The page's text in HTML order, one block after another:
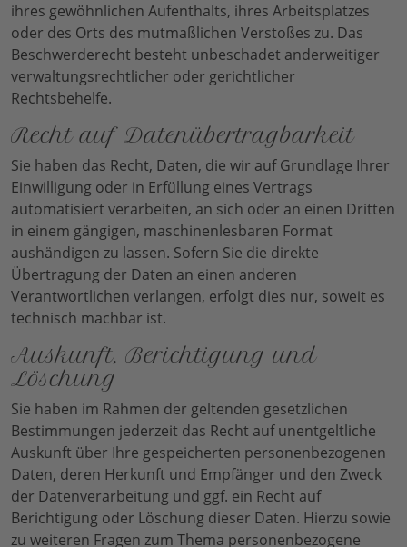
ihres gewöhnlichen Aufenthalts, ihres Arbeitsplatzes
oder des Orts des mutmaßlichen Verstoßes zu. Das
Beschwerderecht besteht unbeschadet anderweitiger
verwaltungsrechtlicher oder gerichtlicher
Rechtsbehelfe.
Recht auf Daten­übertrag­barkeit
Sie haben das Recht, Daten, die wir auf Grundlage Ihrer
Einwilligung oder in Erfüllung eines Vertrags
automatisiert verarbeiten, an sich oder an einen Dritten
in einem gängigen, maschinenlesbaren Format
aushändigen zu lassen. Sofern Sie die direkte
Übertragung der Daten an einen anderen
Verantwortlichen verlangen, erfolgt dies nur, soweit es
technisch machbar ist.
Auskunft, Berichtigung und
Löschung
Sie haben im Rahmen der geltenden gesetzlichen
Bestimmungen jederzeit das Recht auf unentgeltliche
Auskunft über Ihre gespeicherten personenbezogenen
Daten, deren Herkunft und Empfänger und den Zweck
der Datenverarbeitung und ggf. ein Recht auf
Berichtigung oder Löschung dieser Daten. Hierzu sowie
zu weiteren Fragen zum Thema personenbezogene